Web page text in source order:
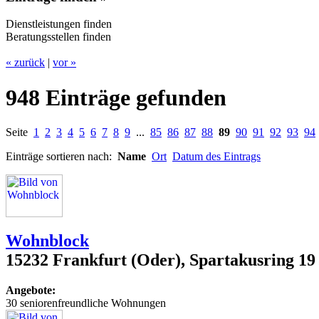
Dienstleistungen finden
Beratungsstellen finden
« zurück | vor »
948 Einträge gefunden
Seite 1 2 3 4 5 6 7 8 9 ... 85 86 87 88 89 90 91 92 93 94
Einträge sortieren nach: Name Ort Datum des Eintrags
Wohnblock
15232 Frankfurt (Oder), Spartakusring 19
Angebote:
30 seniorenfreundliche Wohnungen